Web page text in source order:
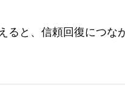
ると、信頼回復につな